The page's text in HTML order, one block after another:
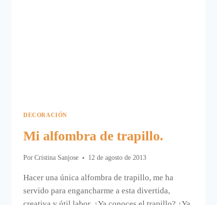
DECORACIÓN
Mi alfombra de trapillo.
Por Cristina Sanjose 12 de agosto de 2013
Hacer una única alfombra de trapillo, me ha
servido para engancharme a esta divertida,